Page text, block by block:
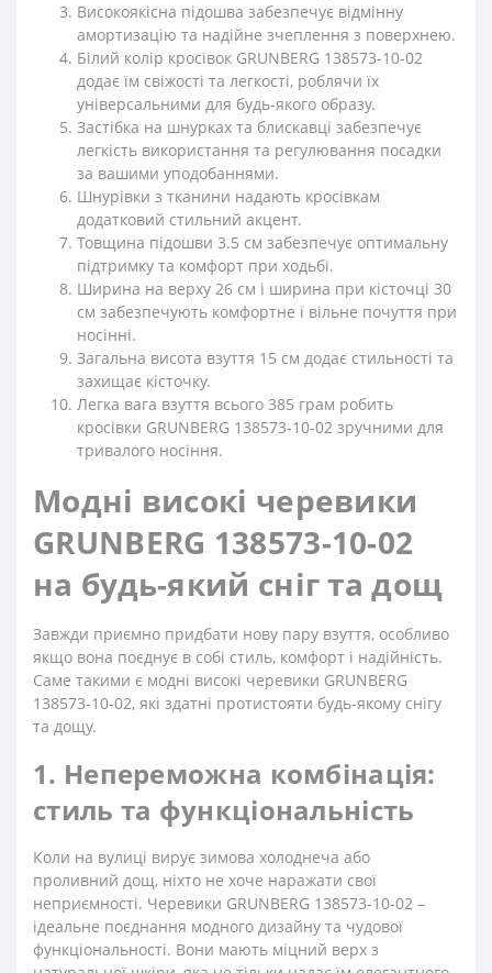
Високоякісна підошва забезпечує відмінну
амортизацію та надійне зчеплення з поверхнею.
Білий колір кросівок GRUNBERG 138573-10-02
додає їм свіжості та легкості, роблячи їх
універсальними для будь-якого образу.
Застібка на шнурках та блискавці забезпечує
легкість використання та регулювання посадки
за вашими уподобаннями.
Шнурівки з тканини надають кросівкам
додатковий стильний акцент.
Товщина підошви 3.5 см забезпечує оптимальну
підтримку та комфорт при ходьбі.
Ширина на верху 26 см і ширина при кісточці 30
см забезпечують комфортне і вільне почуття при
носінні.
Загальна висота взуття 15 см додає стильності та
захищає кісточку.
Легка вага взуття всього 385 грам робить
кросівки GRUNBERG 138573-10-02 зручними для
тривалого носіння.
Модні високі черевики
GRUNBERG 138573-10-02
на будь-який сніг та дощ
Завжди приємно придбати нову пару взуття, особливо
якщо вона поєднує в собі стиль, комфорт і надійність.
Саме такими є модні високі черевики GRUNBERG
138573-10-02, які здатні протистояти будь-якому снігу
та дощу.
1. Непереможна комбінація:
стиль та функціональність
Коли на вулиці вирує зимова холоднеча або
проливний дощ, ніхто не хоче наражати свої
неприємності. Черевики GRUNBERG 138573-10-02 –
ідеальне поєднання модного дизайну та чудової
функціональності. Вони мають міцний верх з